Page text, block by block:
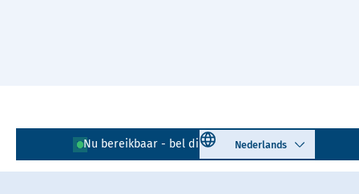
Nu bereikbaar - bel direct! 050 - 205 01 32
Select language
Lees voor Uitleg woorden
Simpele tekst